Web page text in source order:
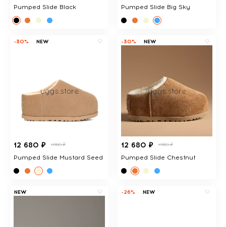
Pumped Slide Black Pumped Slide Big Sky
-30% NEW
12 680 ₽ 17880 ₽
Pumped Slide Mustard Seed
-30% NEW
12 680 ₽ 17880 ₽
Pumped Slide Chestnut
NEW -26% NEW